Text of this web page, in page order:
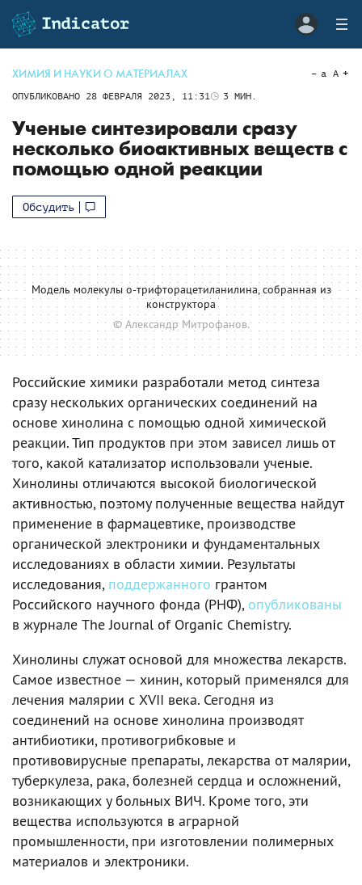
ХИМИЯ И НАУКИ О МАТЕРИАЛАХ
ОПУБЛИКОВАНО 28 ФЕВРАЛЯ 2023, 11:31 3 МИН.
a A
Ученые синтезировали сразу
несколько биоактивных веществ с
помощью одной реакции
Обсудить
Модель молекулы о-трифторацетиланилина, собранная из
конструктора
© Александр Митрофанов.
Российские химики разработали метод синтеза
сразу нескольких органических соединений на
основе хинолина с помощью одной химической
реакции. Тип продуктов при этом зависел лишь от
того, какой катализатор использовали ученые.
Хинолины отличаются высокой биологической
активностью, поэтому полученные вещества найдут
применение в фармацевтике, производстве
органической электроники и фундаментальных
исследованиях в области химии. Результаты
исследования, поддержанного грантом
Российского научного фонда (РНФ), опубликованы
в журнале The Journal of Organic Chemistry.
Хинолины служат основой для множества лекарств.
Самое известное — хинин, который применялся для
лечения малярии с XVII века. Сегодня из
соединений на основе хинолина производят
антибиотики, противогрибковые и
противовирусные препараты, лекарства от малярии,
туберкулеза, рака, болезней сердца и осложнений,
возникающих у больных ВИЧ. Кроме того, эти
вещества используются в аграрной
промышленности, при изготовлении полимерных
материалов и электроники.